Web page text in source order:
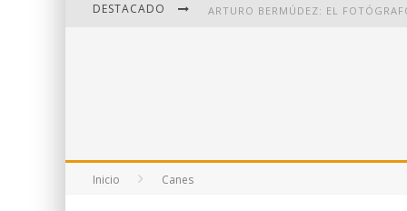
DESTACADO
DI MARTINI: FOTOGRAFÍA
Inicio Canes